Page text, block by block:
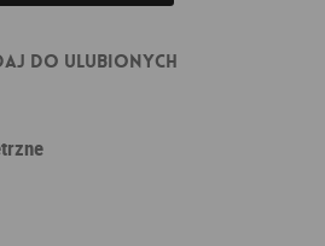
do ulubionych